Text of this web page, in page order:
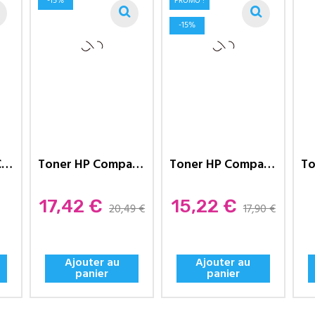
Toner HP 507A Compatible CE403A... Toner HP Compatible 128A...
Prix
17,42 € 20,49 €
Ajouter au
panier
Toner HP Compatible 305A...
Prix
15,22 € 17,90 €
Ajouter au
panier
-15%